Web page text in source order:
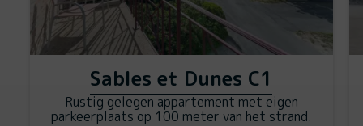
Sables et Dunes C1
Rustig gelegen appartement met eigen
parkeerplaats op 100 meter van het strand.